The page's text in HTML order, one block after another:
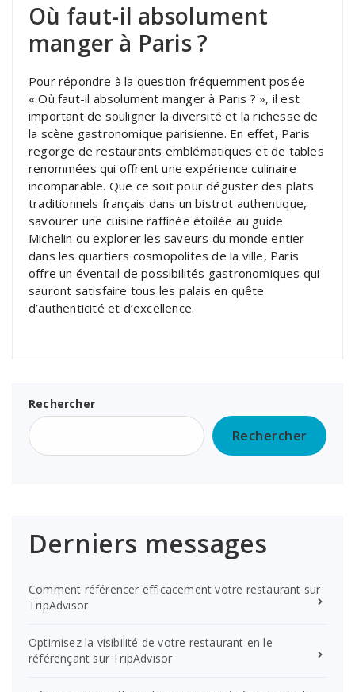
Où faut-il absolument
manger à Paris ?
Pour répondre à la question fréquemment posée
« Où faut-il absolument manger à Paris ? », il est
important de souligner la diversité et la richesse de
la scène gastronomique parisienne. En effet, Paris
regorge de restaurants emblématiques et de tables
renommées qui offrent une expérience culinaire
incomparable. Que ce soit pour déguster des plats
traditionnels français dans un bistrot authentique,
savourer une cuisine raffinée étoilée au guide
Michelin ou explorer les saveurs du monde entier
dans les quartiers cosmopolites de la ville, Paris
offre un éventail de possibilités gastronomiques qui
sauront satisfaire tous les palais en quête
d’authenticité et d’excellence.
Rechercher
Rechercher
Derniers messages
Comment référencer efficacement votre restaurant sur
TripAdvisor
Optimisez la visibilité de votre restaurant en le
référençant sur TripAdvisor